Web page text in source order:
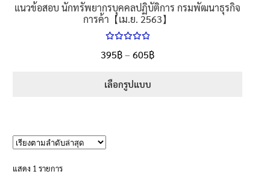
แนวข้อสอบ นักทรัพยากรบุคคลปฏิบัติการ กรมพัฒนาธุรกิจ
การค้า【เม.ย. 2563】
5.00
ตั้งแต่
395฿– 605฿Price
เลือกรูปแบบ
แสดง 1 รายการ